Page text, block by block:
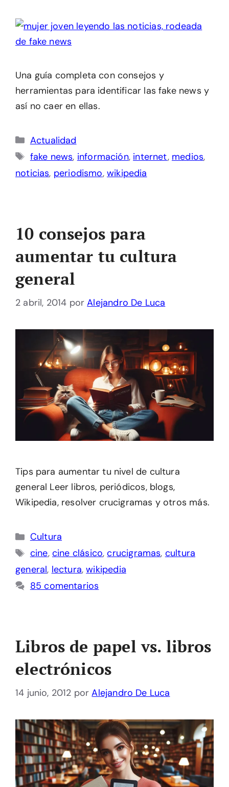
Una guía completa con consejos y
herramientas para identificar las fake news y
así no caer en ellas.
Categorías
Actualidad
Etiquetas
fake news, información, internet, medios,
noticias, periodismo,wikipedia
10 consejos para
aumentar tu cultura
general
2 abril, 2014 porAlejandro De Luca
Tips para aumentar tu nivel de cultura
general Leer libros, periódicos, blogs,
Wikipedia, resolver crucigramas y otros más.
Categorías
Cultura
Etiquetas
cine, cine clásico,crucigramas, cultura
general, lectura,wikipedia
85 comentarios
Libros de papel vs. libros
electrónicos
14 junio, 2012 porAlejandro De Luca